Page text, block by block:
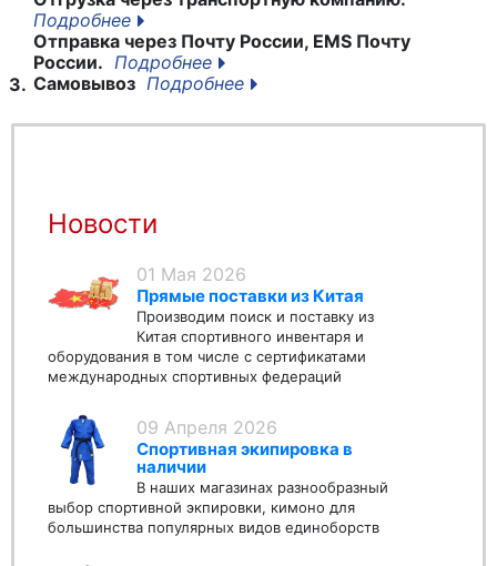
Подробнее
Отправка через Почту России, EMS Почту
России. Подробнее
3. Самовывоз Подробнее
Новости
01 Мая 2026
Прямые поставки из Китая
Производим поиск и поставку из
Китая спортивного инвентаря и
оборудования в том числе с сертификатами
международных спортивных федераций
09 Апреля 2026
Спортивная экипировка в
наличии
В наших магазинах разнообразный
выбор спортивной экпировки, кимоно для
большинства популярных видов единоборств